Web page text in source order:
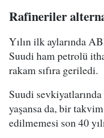
Rafineriler
Yılın ilk aylarında
Suudi ham petrolü
rakam sıfıra geriledi.
Suudi
yaşansa da, bir
edilmemesi son 40